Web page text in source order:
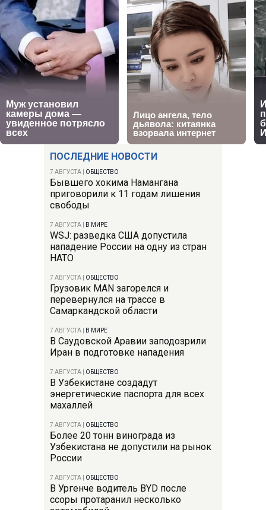
ПОСЛЕДНИЕ НОВОСТИ
7 АВГУСТА ОБЩЕСТВО
Бывшего хокима Намангана
приговорили к 11 годам лишения
свободы
7 АВГУСТА В МИРЕ
WSJ: разведка США допустила
нападение России на одну из стран
НАТО
7 АВГУСТА ОБЩЕСТВО
Грузовик MAN загорелся и
перевернулся на трассе в
Самаркандской области
7 АВГУСТА В МИРЕ
В Саудовской Аравии заподозрили
Иран в подготовке нападения
7 АВГУСТА ОБЩЕСТВО
В Узбекистане создадут
энергетические паспорта для всех
махаллей
7 АВГУСТА ОБЩЕСТВО
Более 20 тонн винограда из
Узбекистана не допустили на рынок
России
7 АВГУСТА ОБЩЕСТВО
В Ургенче водитель BYD после
ссоры протаранил несколько